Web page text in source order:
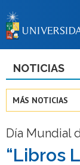
NOTICIAS
MÁS NOTICIAS
Día Mundial
“Libros